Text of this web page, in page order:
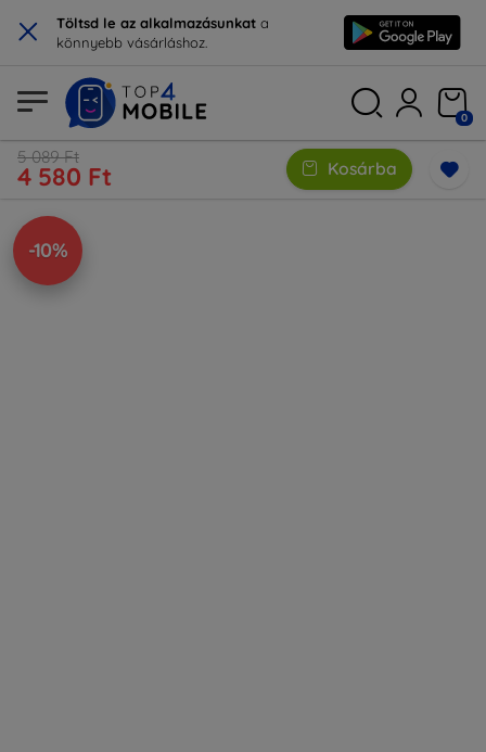
× Töltsd le az alkalmazásunkat a
könnyebb vásárláshoz.
0
5 089 Ft
4 580 Ft Kosárba
-10%